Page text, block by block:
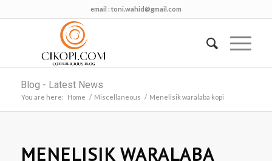
email : toni.wahid@gmail.com
Blog - Latest News
You are here: Home / Miscellaneous / Menelisik waralaba kopi
MENELISIK WARALABA